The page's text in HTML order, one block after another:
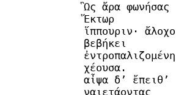
Ὣς ἄρα φωνήσας
Ἕκτωρ
ἵππουριν·
βεβήκει
χέουσα.
αἶψα δ’ ἔπειθ’
ναιετάοντας